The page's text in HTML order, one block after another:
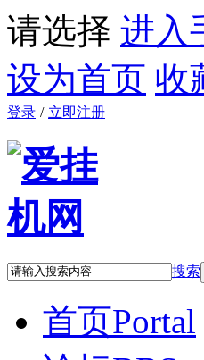
请选择 进入
设为首页 收
登录 / 立即注册
搜索
首页Portal